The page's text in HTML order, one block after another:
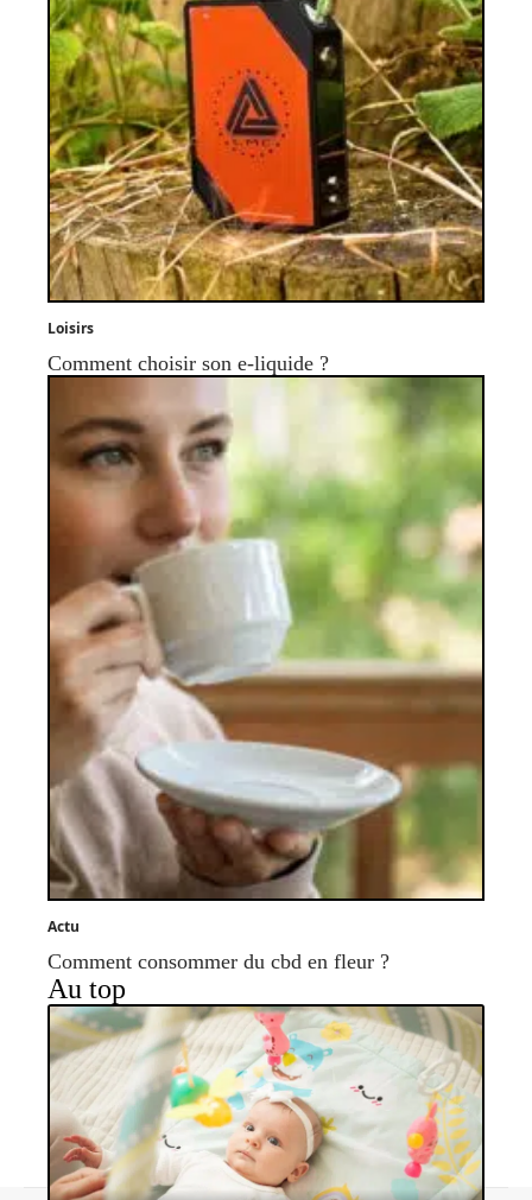
Loisirs
Comment choisir son e-liquide ?
Actu
Comment consommer du cbd en fleur ?
Au top